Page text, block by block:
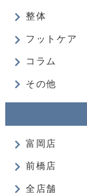
整体
フットケア
コラム
その他
富岡店
前橋店
全店舗